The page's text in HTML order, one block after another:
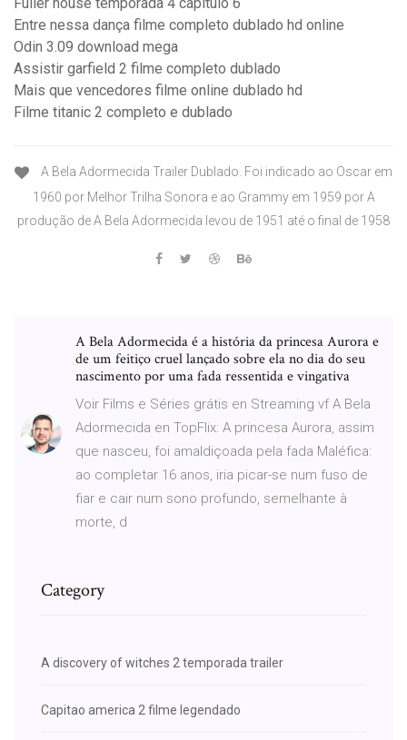
Fuller house temporada 4 capitulo 6
Entre nessa dança filme completo dublado hd online
Odin 3.09 download mega
Assistir garfield 2 filme completo dublado
Mais que vencedores filme online dublado hd
Filme titanic 2 completo e dublado
A Bela Adormecida Trailer Dublado. Foi indicado ao Oscar em
1960 por Melhor Trilha Sonora e ao Grammy em 1959 por A
produção de A Bela Adormecida levou de 1951 até o final de 1958
A Bela Adormecida é a história da princesa Aurora e
de um feitiço cruel lançado sobre ela no dia do seu
nascimento por uma fada ressentida e vingativa
Voir Films e Séries grátis en Streaming vf A Bela
Adormecida en TopFlix: A princesa Aurora, assim
que nasceu, foi amaldiçoada pela fada Maléfica:
ao completar 16 anos, iria picar-se num fuso de
fiar e cair num sono profundo, semelhante à
morte, d
Category
A discovery of witches 2 temporada trailer
Capitao america 2 filme legendado